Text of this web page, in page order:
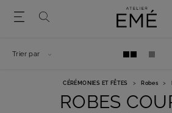
CÉRÉMONIES ET FÊTES > Robes >
ROBES
Trier par